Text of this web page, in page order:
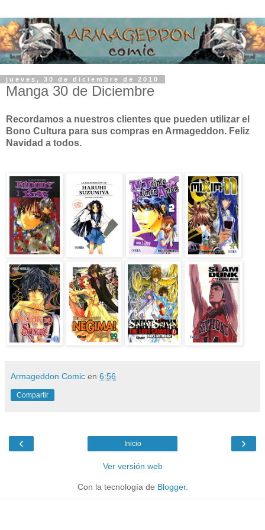
jueves, 30 de diciembre de 2010
Manga 30 de Diciembre
Recordamos a nuestros clientes que pueden utilizar el
Bono Cultura para sus compras en Armageddon. Feliz
Navidad a todos.
Armageddon Comic en 6:56
Compartir
‹ ›
Inicio
Ver versión web
Con la tecnología de Blogger.